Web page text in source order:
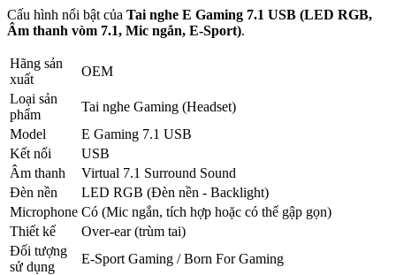
Cấu hình nổi bật của Tai nghe E Gaming 7.1 USB (LED RGB,
Âm thanh vòm 7.1, Mic ngắn, E-Sport).
Hãng sản
xuất
OEM
Loại sản
phẩm
Tai nghe Gaming (Headset)
Model
E Gaming 7.1 USB
Kết nối
USB
Âm thanh
Virtual 7.1 Surround Sound
Đèn nền
LED RGB (Đèn nền - Backlight)
Microphone Có (Mic ngắn, tích hợp hoặc có thể gập gọn)
Thiết kế
Over-ear (trùm tai)
Đối tượng
sử dụng
E-Sport Gaming / Born For Gaming